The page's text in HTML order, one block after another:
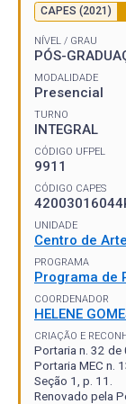
CAPES (2021)
NÍVEL / GRAU
PÓS-
MODALIDADE
Presencial
TURNO
INTEGRAL
CÓDIGO UFPEL
9911
CÓDIGO CAPES
UNIDADE
Centro de
PROGRAMA
Programa de
COORDENADOR
HELENE
CRIAÇÃO E
Portaria n. 32
Portaria MEC n.
Seção 1, p. 11.
Renovado pela